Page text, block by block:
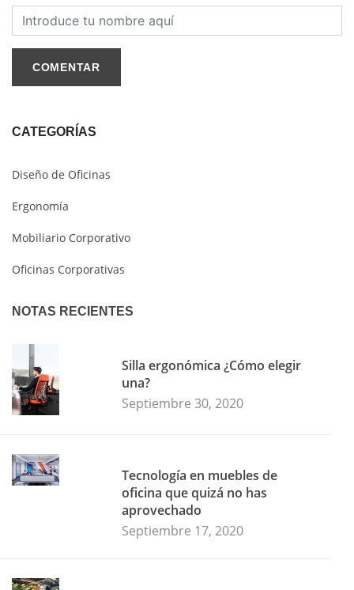
CATEGORÍAS
Diseño de Oficinas
Ergonomía
Mobiliario Corporativo
Oficinas Corporativas
NOTAS RECIENTES
Silla ergonómica ¿Cómo elegir
una?
Septiembre 30, 2020
Tecnología en muebles de
oficina que quizá no has
aprovechado
Septiembre 17, 2020
COMENTAR